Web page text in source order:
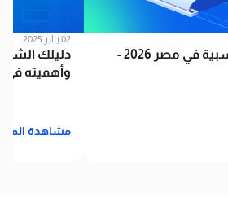
اسعار البرامج المحاسبية في مصر 2026 -
02 يناير 2025
دليلك
وأهميته في
مشاهدة